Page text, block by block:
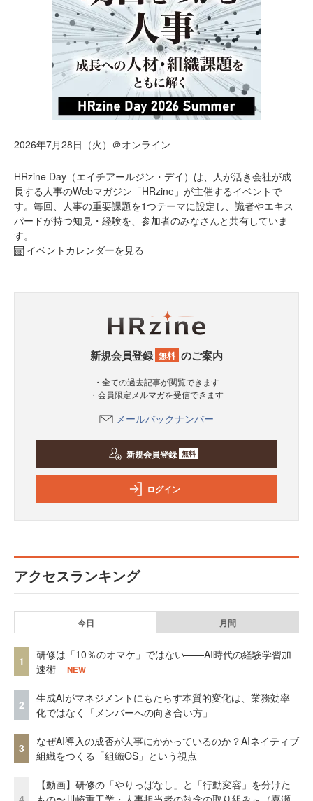
2026年7月28日（火）＠オンライン
HRzine Day（エイチアールジン・デイ）は、人が活き会社が成
長する人事のWebマガジン「HRzine」が主催するイベントで
す。毎回、人事の重要課題を1つテーマに設定し、識者やエキス
パードが持つ知見・経験を、参加者のみなさんと共有していま
す。
イベントカレンダーを見る
新規会員登録 無料 のご案内
・全ての過去記事が閲覧できます
・会員限定メルマガを受信できます
メールバックナンバー
新規会員登録 無料
ログイン
アクセスランキング
今日 月間
1
研修は「10％のオマケ」ではない——AI時代の経験学習加
速術
NEW
2
生成AIがマネジメントにもたらす本質的変化は、業務効率
化ではなく「メンバーへの向き合い方」
3
なぜAI導入の成否が人事にかかっているのか？AIネイティブ
組織をつくる「組織OS」という視点
【動画】研修の「やりっぱなし」と「行動変容」を分けた